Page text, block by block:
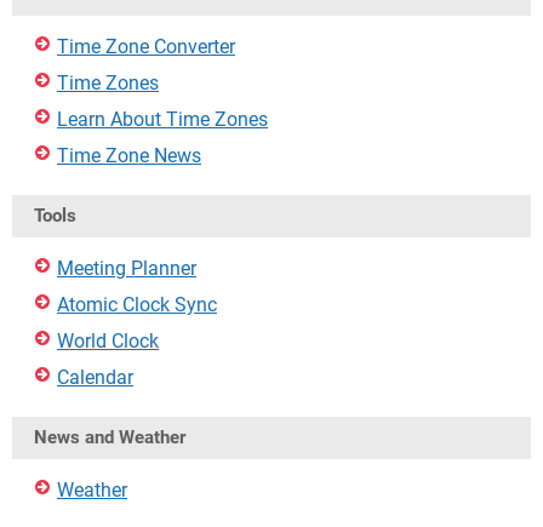
Time Zone Converter
Time Zones
Learn About Time Zones
Time Zone News
Tools
Meeting Planner
Atomic Clock Sync
World Clock
Calendar
News and Weather
Weather